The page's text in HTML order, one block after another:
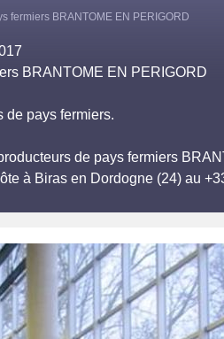
fermiers BRANTOME EN PERIGORD
BRANTOME EN PERIGORD
de pays fermiers.
de pays fermiers
à Biras en Dordogne (24) au